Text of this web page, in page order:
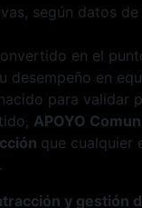
según datos
en el
desempeño en
para validar
APOYO
que cualquier
y gestión